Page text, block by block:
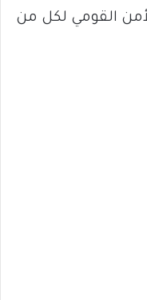
القومي لكل من